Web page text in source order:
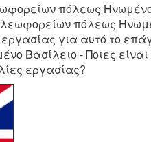
πόλεως
πόλεως
εργασίας για αυτό το
Βασίλειο - Ποιες είναι
εργασίας?